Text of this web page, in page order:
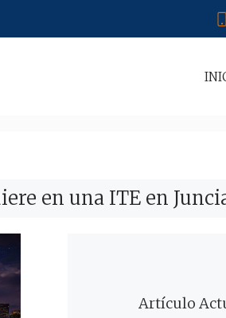
en una ITE en
Artículo